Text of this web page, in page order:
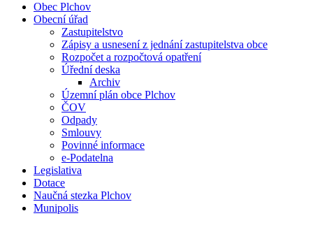
Obec Plchov
Obecní úřad
Zastupitelstvo
Zápisy a usnesení z jednání zastupitelstva obce
Rozpočet a rozpočtová opatření
Úřední deska
Archiv
Územní plán obce Plchov
ČOV
Odpady
Smlouvy
Povinné informace
e-Podatelna
Legislativa
Dotace
Naučná stezka Plchov
Munipolis